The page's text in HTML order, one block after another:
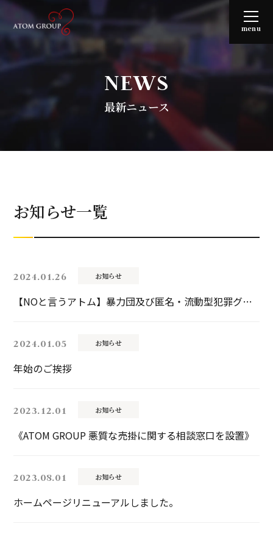
menu
NEWS
最新ニュース
お知らせ一覧
2024.01.26 お知らせ
【NOと言うアトム】暴力団及び匿名・流動型犯罪グループと一切関わりません！
2024.01.05 お知らせ
年始のご挨拶
2023.12.01 お知らせ
《ATOM GROUP 悪質な売掛に関する相談窓口を設置》
2023.08.01 お知らせ
ホームページリニューアルしました。